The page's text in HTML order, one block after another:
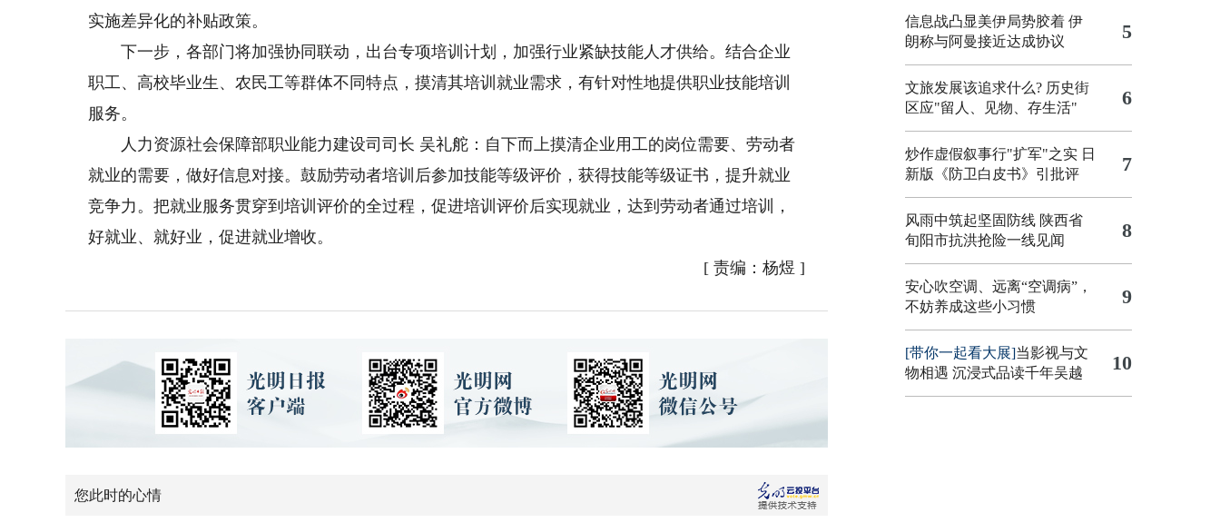
实施差异化的补贴政策。
下一步，各部门将加强协同联动，出台专项培训计划，加强行业紧缺技能人才供给。结合企业
职工、高校毕业生、农民工等群体不同特点，摸清其培训就业需求，有针对性地提供职业技能培训
服务。
人力资源社会保障部职业能力建设司司长 吴礼舵：自下而上摸清企业用工的岗位需要、劳动者
就业的需要，做好信息对接。鼓励劳动者培训后参加技能等级评价，获得技能等级证书，提升就业
竞争力。把就业服务贯穿到培训评价的全过程，促进培训评价后实现就业，达到劳动者通过培训，
好就业、就好业，促进就业增收。
[ 责编：杨煜 ]
您此时的心情
信息战凸显美伊局势胶着 伊
朗称与阿曼接近达成协议
5
文旅发展该追求什么? 历史街
区应"留人、见物、存生活"
6
炒作虚假叙事行"扩军"之实 日
新版《防卫白皮书》引批评
7
风雨中筑起坚固防线 陕西省
旬阳市抗洪抢险一线见闻
8
安心吹空调、远离“空调病”，
不妨养成这些小习惯
9
[带你一起看大展]当影视与文
物相遇 沉浸式品读千年吴越
10